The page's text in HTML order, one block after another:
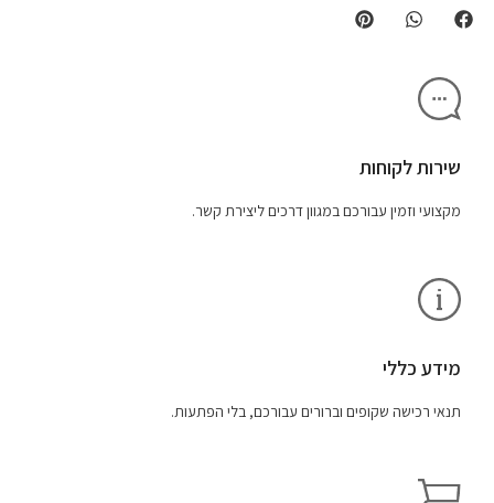
שירות לקוחות
מקצועי וזמין עבורכם במגוון דרכים ליצירת קשר.
מידע כללי
תנאי רכישה שקופים וברורים עבורכם, בלי הפתעות.